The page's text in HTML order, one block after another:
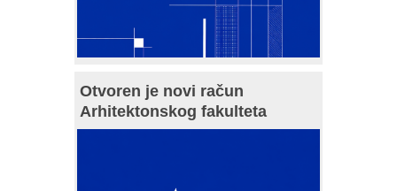
Otvoren je novi račun
Arhitektonskog fakulteta